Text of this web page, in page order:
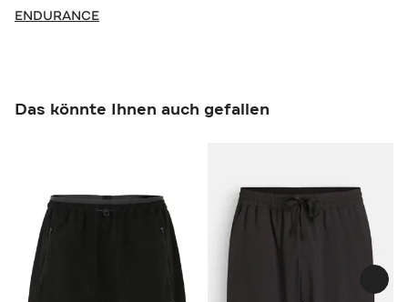
ENDURANCE
Das könnte Ihnen auch gefallen